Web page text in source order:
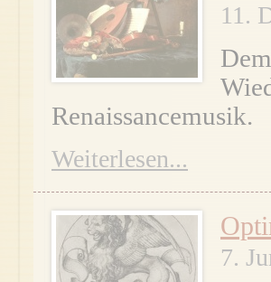
11.
Renaissancemusik.
Weiterlesen...
7.